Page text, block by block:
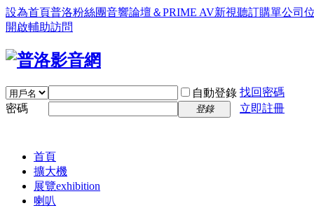
設為首頁普洛粉絲團音響論壇＆PRIME AV新視聽訂購單公司
開啟輔助訪問
自動登錄 找回密碼
密碼
登錄 立即註冊
首頁
擴大機
展覽exhibition
喇叭